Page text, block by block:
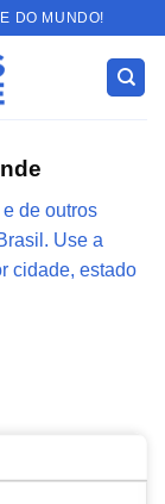
DO MUNDO!
de outros
Use a
cidade, estado